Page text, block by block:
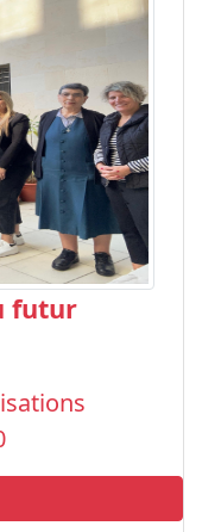
futur